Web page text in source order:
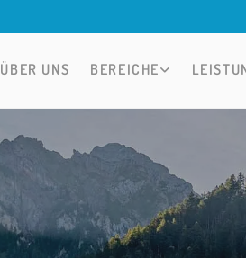
ÜBER UNS BEREICHE